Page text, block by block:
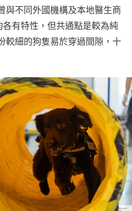
與不同外國機構及本地醫生商
有特性，但共通點是較為純
較細的狗隻易於穿過間隙，十